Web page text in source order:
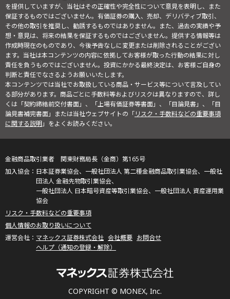
を提供していますが、当社はその正確性や完全性について意見を表明し、また
保証するものではございません。有価証券の購入、売却、デリバティブ取引、
その他の取引を推奨し、勧誘するものではありません。また、過去の実績や予
想・意見は、将来の結果を保証するものではございません。提供する情報等は
作成時現在のものであり、今後予告なしに変更または削除されることがござい
ます。当社は本コンテンツの内容に依拠してお客様が取った行動の結果に対し
責任を負うものではございません。投資にかかる最終決定は、お客様ご自身の
判断と責任でなさるようお願いいたします。
本コンテンツでは当社でお取扱している商品・サービス等について言及してい
る部分があります。商品ごとに手数料等およびリスクは異なりますので、詳し
くは「契約締結前交付書面」、「上場有価証券等書面」、「目論見書」、「目
論見書補完書面」または当社ウェブサイトの「リスク・手数料などの重要事項
に関する説明」をよくお読みください。
COPYRIGHT © MONEX, Inc.
金融商品取引業者 関東財務局長（金商）第165号
日本証券業協会、一般社団法人 第二種金融商品取引業協会、一般社
団法人 金融先物取引業協会、
一般社団法人 日本暗号資産等取引業協会、一般社団法人 資産運用業
協会
リスク・手数料などの重要事項
個人情報のお取り扱いについて
マネックス証券株式会社 会社概要 お問合せ
ヘルプ（通知の登録・解除）